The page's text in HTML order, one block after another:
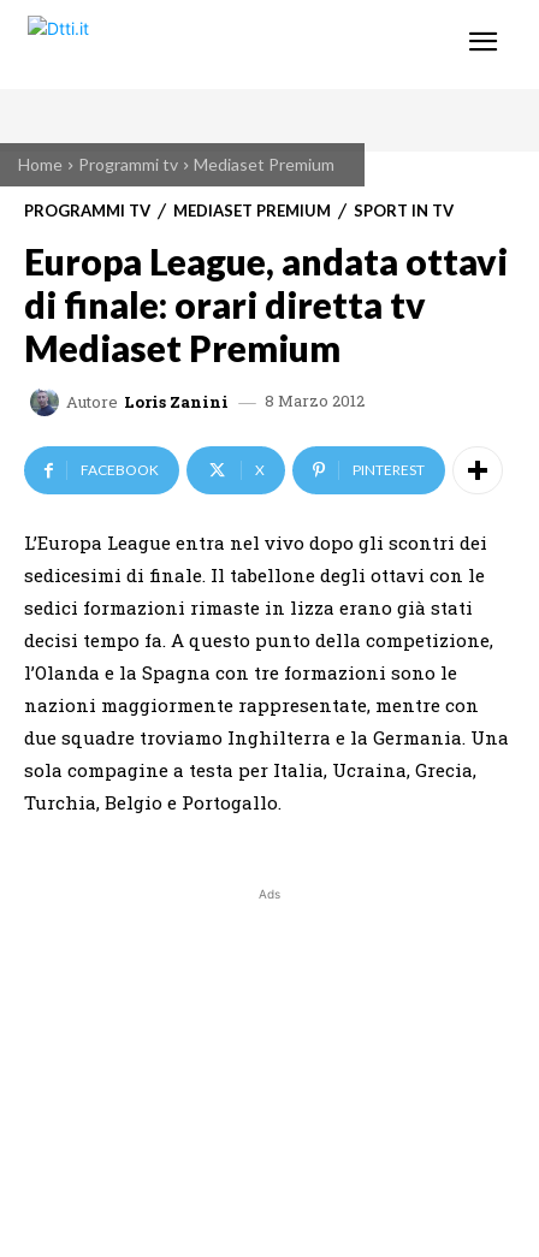
Home Programmi tv Mediaset Premium
PROGRAMMI TV MEDIASET PREMIUM SPORT IN TV
Europa League, andata ottavi
di finale: orari diretta tv
Mediaset Premium
Autore Loris Zanini 8 Marzo 2012
FACEBOOK X PINTEREST
L’Europa League entra nel vivo dopo gli scontri dei
sedicesimi di finale. Il tabellone degli ottavi con le
sedici formazioni rimaste in lizza erano già stati
decisi tempo fa. A questo punto della competizione,
l’Olanda e la Spagna con tre formazioni sono le
nazioni maggiormente rappresentate, mentre con
due squadre troviamo Inghilterra e la Germania. Una
sola compagine a testa per Italia, Ucraina, Grecia,
Turchia, Belgio e Portogallo.
Ads